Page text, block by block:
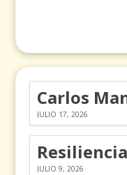
JULIO 17, 2026
JULIO 9, 2026